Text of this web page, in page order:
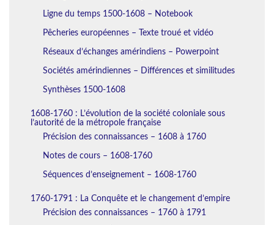
Ligne du temps 1500-1608 – Notebook
Pêcheries européennes – Texte troué et vidéo
Réseaux d’échanges amérindiens – Powerpoint
Sociétés amérindiennes – Différences et similitudes
Synthèses 1500-1608
1608-1760 : L’évolution de la société coloniale sous
l’autorité de la métropole française
Précision des connaissances – 1608 à 1760
Notes de cours – 1608-1760
Séquences d’enseignement – 1608-1760
1760-1791 : La Conquête et le changement d’empire
Précision des connaissances – 1760 à 1791